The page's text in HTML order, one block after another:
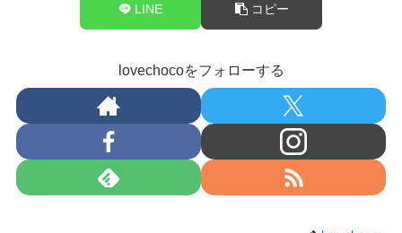
LINE コピー
lovechocoをフォローする